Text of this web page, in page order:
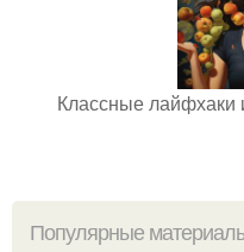
Классные лайфхаки
Популярные